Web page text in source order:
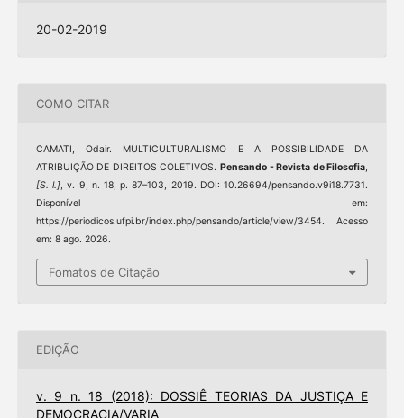
20-02-2019
COMO CITAR
CAMATI, Odair. MULTICULTURALISMO E A POSSIBILIDADE DA
ATRIBUIÇÃO DE DIREITOS COLETIVOS. Pensando - Revista de Filosofia,
[S. l.], v. 9, n. 18, p. 87–103, 2019. DOI: 10.26694/pensando.v9i18.7731.
Disponível em:
https://periodicos.ufpi.br/index.php/pensando/article/view/3454. Acesso
em: 8 ago. 2026.
Fomatos de Citação
EDIÇÃO
v. 9 n. 18 (2018): DOSSIÊ TEORIAS DA JUSTIÇA E
DEMOCRACIA/VARIA